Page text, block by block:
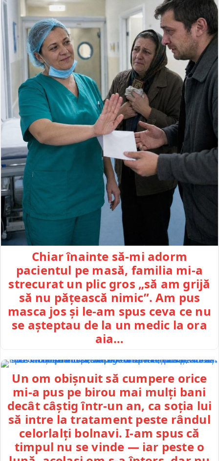
Chiar înainte să-mi adorm
pacientul pe masă, familia mi-a
strecurat un plic gros „să am grijă
să nu pățească nimic”. Am pus
masca jos și le-am spus ceva ce nu
se așteptau de la un medic la ora
aia…
Un om obișnuit să cumpere orice
mi-a pus pe birou mai mulți bani
decât câștig într-un an, ca soția lui
să intre la tratament peste rândul
celorlalți bolnavi. I-am spus că
timpul nu se vinde — iar peste o